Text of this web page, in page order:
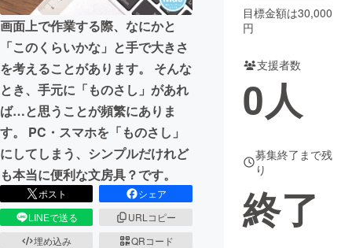
ビジネス・起業
まちづくり・地域活性化
CAMPFIRE for Social Good
CAMPFIRE Creation
CAMPFIREふるさと納税
画面上で作業する際、なにかと
「このくらいかな」と手で大きさ
を考えることがあります。 そんな
とき、手元に「ものさし」があれ
ば…と思うことが頻繁にありま
す。 PC・スマホを「ものさし」
にしてしまう、シンプルだけれど
も本当に便利な文房具？です。
ポスト
シェア
LINEで送る
URLコピー
埋め込み
QRコード
目標金額は30,000
円
支援者数
0人
募集終了まで残
り
終了